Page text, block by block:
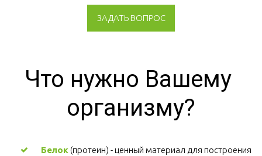
ЗАДАТЬ ВОПРОС
Что нужно Вашему
организму?
Белок (протеин) - ценный материал для построения